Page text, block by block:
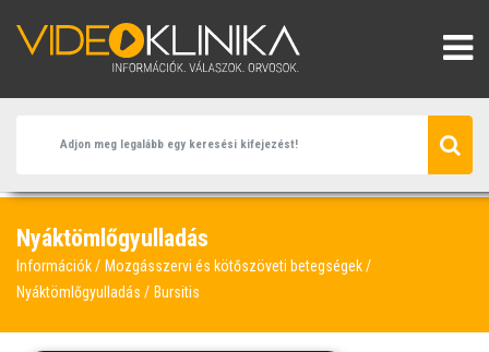
Nyáktömlőgyulladás
Információk
Mozgásszervi és kötőszöveti betegségek
Nyáktömlőgyulladás
Bursitis